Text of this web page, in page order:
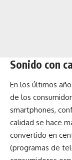
Sonido con
En los últimos
de los
smartphones,
calidad se hace
convertido en
(programas de